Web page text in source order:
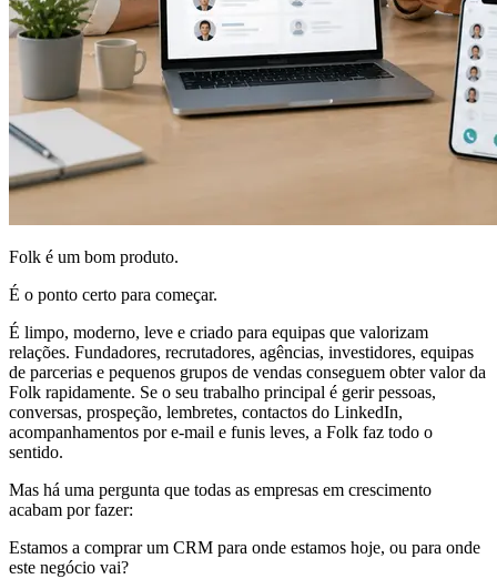
Folk é um bom produto.
É o ponto certo para começar.
É limpo, moderno, leve e criado para equipas que valorizam
relações. Fundadores, recrutadores, agências, investidores, equipas
de parcerias e pequenos grupos de vendas conseguem obter valor da
Folk rapidamente. Se o seu trabalho principal é gerir pessoas,
conversas, prospeção, lembretes, contactos do LinkedIn,
acompanhamentos por e-mail e funis leves, a Folk faz todo o
sentido.
Mas há uma pergunta que todas as empresas em crescimento
acabam por fazer:
Estamos a comprar um CRM para onde estamos hoje, ou para onde
este negócio vai?